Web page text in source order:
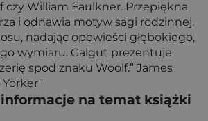
czy William Faulkner. Przepiękna
i odnawia motyw sagi rodzinnej,
nadając opowieści głębokiego,
wymiaru. Galgut prezentuje
spod znaku Woolf.” James
informacje na temat książki